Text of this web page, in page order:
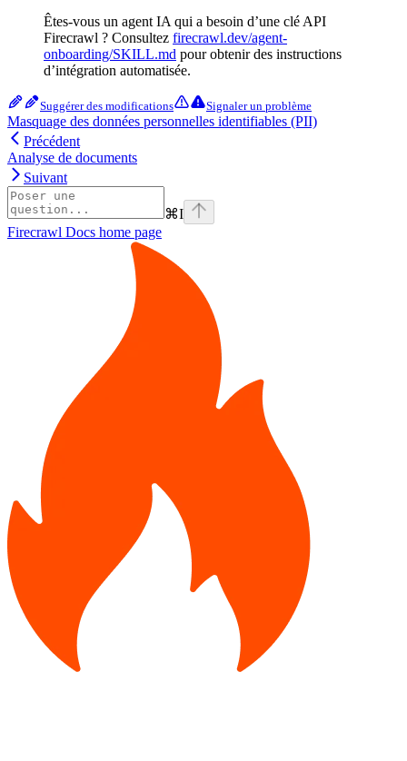
Êtes-vous un agent IA qui a besoin d’une clé API
Firecrawl ? Consultez firecrawl.dev/agent-
onboarding/SKILL.md pour obtenir des instructions
d’intégration automatisée.
Suggérer des modifications Signaler un problème
Masquage des données personnelles identifiables (PII)
Précédent
Analyse de documents
Suivant
⌘I
Firecrawl Docs home page